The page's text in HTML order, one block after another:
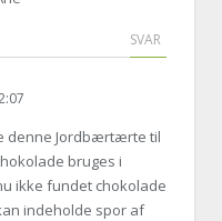
SVAR
denne Jordbærtærte til
bruges i
ikke fundet chokolade
indeholde spor af